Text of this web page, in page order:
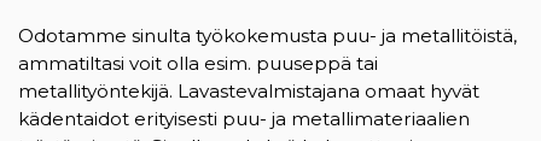
Odotamme sinulta työkokemusta puu- ja metallitöistä,
ammatiltasi voit olla esim. puuseppä tai
metallityöntekijä. Lavastevalmistajana omaat hyvät
kädentaidot erityisesti puu- ja metallimateriaalien